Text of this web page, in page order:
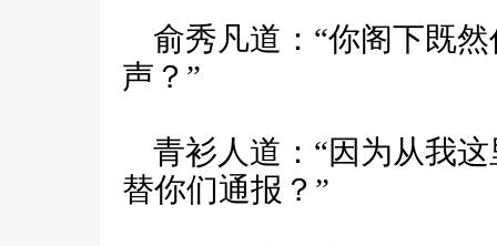
俞秀凡道：“你阁下既
声？”
青衫人道：“因为从我
替你们通报？”